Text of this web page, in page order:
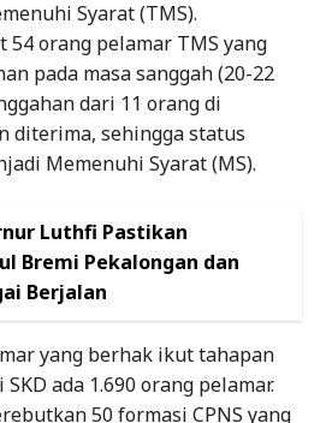
Syarat (TMS).
54 orang pelamar TMS yang
pada masa sanggah (20-22
dari 11 orang di
diterima, sehingga status
Memenuhi Syarat (MS).
Luthfi Pastikan
Bremi Pekalongan dan
Berjalan
yang berhak ikut tahapan
ada 1.690 orang pelamar.
50 formasi CPNS yang